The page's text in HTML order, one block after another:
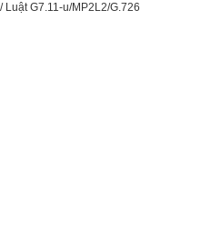
Luật G7.11-u/MP2L2/G.726